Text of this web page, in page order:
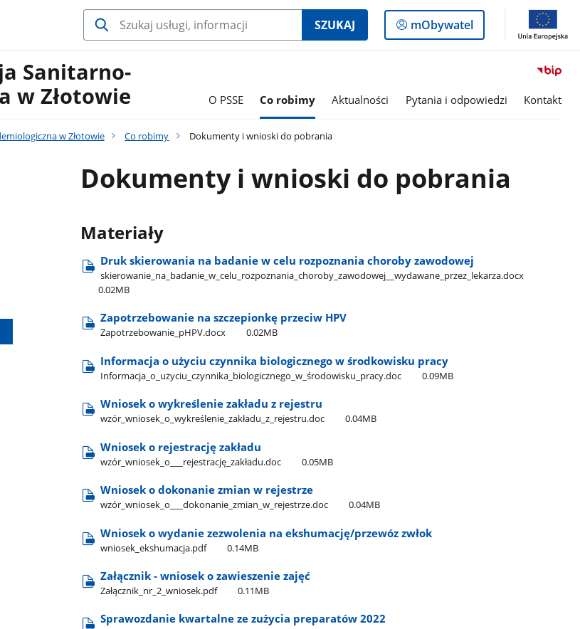
SZUKAJ
Logowanie
do
mObywatel
Sanitarno-
w Złotowie
O PSSE Co robimy Aktualności Pytania i odpowiedzi Kontakt
w Złotowie Co robimy Dokumenty i wnioski do pobrania
Dokumenty i wnioski do pobrania
Materiały
Druk skierowania na badanie w celu rozpoznania choroby zawodowej
skierowanie​_na​_badanie​_w​_celu​_rozpoznania​_choroby​_zawodowej​_​_wydawane​_przez​_lekarza.docx
0.02MB
Zapotrzebowanie na szczepionkę przeciw HPV
Zapotrzebowanie​_pHPV.docx 0.02MB
Informacja o użyciu czynnika biologicznego w środkowisku pracy
Informacja​_o​_użyciu​_czynnika​_biologicznego​_w​_środowisku​_pracy.doc 0.09MB
Wniosek o wykreślenie zakładu z rejestru
wzór​_wniosek​_o​_wykreślenie​_zakładu​_z​_rejestru.doc 0.04MB
Wniosek o rejestrację zakładu
wzór​_wniosek​_o​_​_​_rejestrację​_zakładu.doc 0.05MB
Wniosek o dokonanie zmian w rejestrze
wzór​_wniosek​_o​_​_​_dokonanie​_zmian​_w​_rejestrze.doc 0.04MB
Wniosek o wydanie zezwolenia na ekshumację/przewóz zwłok
wniosek​_ekshumacja.pdf 0.14MB
Załącznik - wniosek o zawieszenie zajęć
Załącznik​_nr​_2​_wniosek.pdf 0.11MB
Sprawozdanie kwartalne ze zużycia preparatów 2022